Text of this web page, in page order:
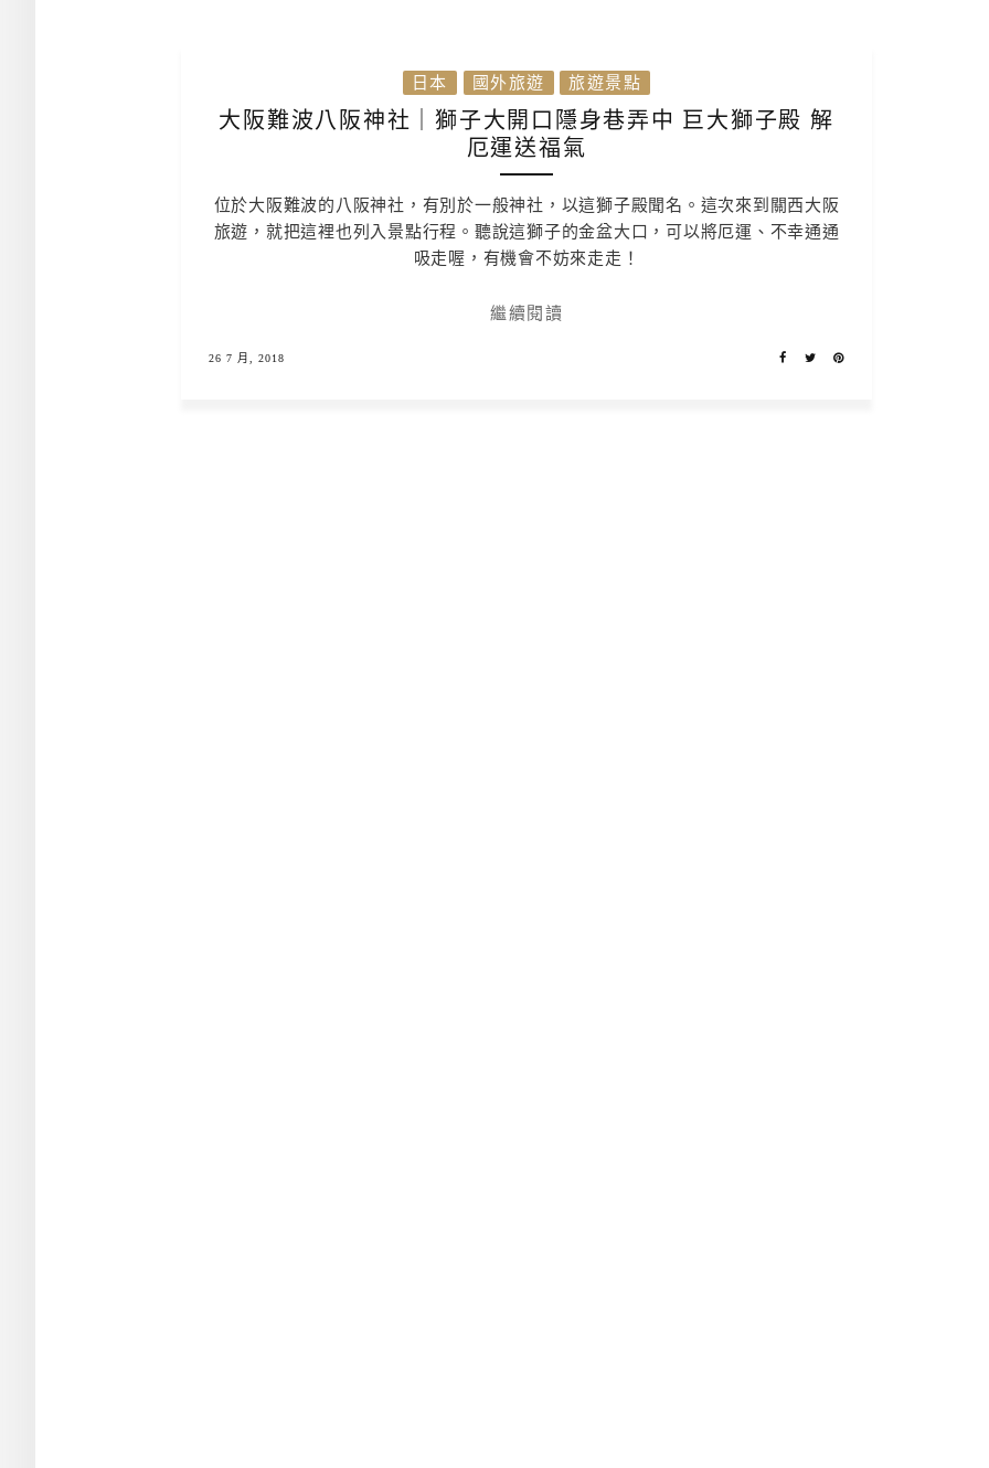
日本 國外旅遊 旅遊景點
大阪難波八阪神社｜獅子大開口隱身巷弄中 巨大獅子殿 解
厄運送福氣
位於大阪難波的八阪神社，有別於一般神社，以這獅子殿聞名。這次來到關西大阪
旅遊，就把這裡也列入景點行程。聽說這獅子的金盆大口，可以將厄運、不幸通通
吸走喔，有機會不妨來走走！
繼續閱讀
26 7 月, 2018